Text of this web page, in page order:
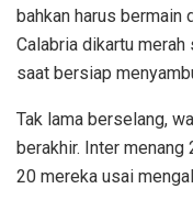
bahkan harus bermain
Calabria dikartu
saat bersiap
Tak lama berselang,
berakhir. Inter
20 mereka usai